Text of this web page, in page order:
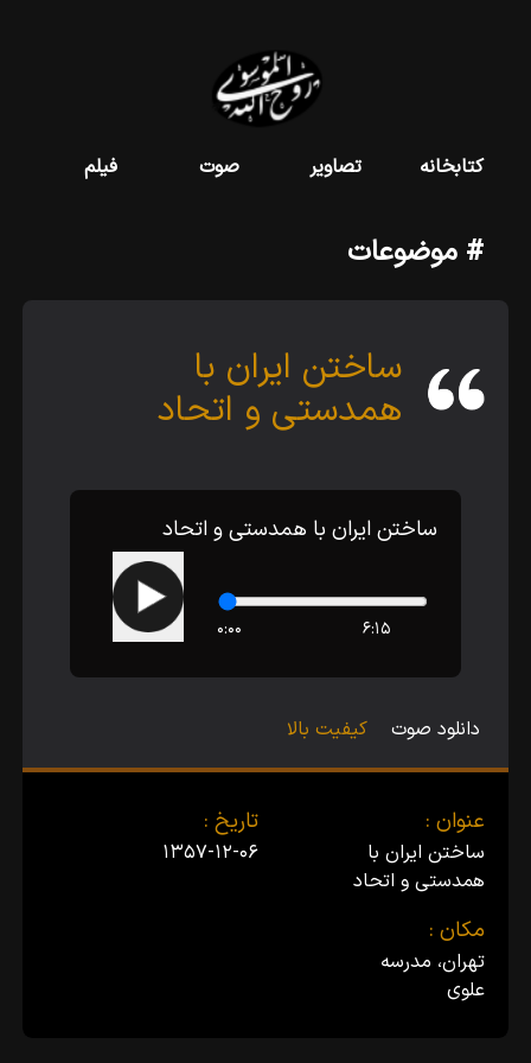
کتابخانه تصاویر صوت فیلم
# موضوعات
ساختن ایران با
همدستى و اتحاد
ساختن ایران با همدستى و اتحاد
۶:۱۵ ۰:۰۰
دانلود صوت کیفیت بالا
عنوان :
ساختن ایران با
همدستى و اتحاد
مکان :
تهران، مدرسه
علوى
تاریخ :
۱۳۵۷-۱۲-۰۶